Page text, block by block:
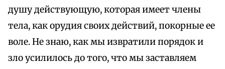
душу действующую, которая имеет члены
тела, как орудия своих действий, покорные ее
воле. Не знаю, как мы извратили порядок и
зло усилилось до того, что мы заставляем